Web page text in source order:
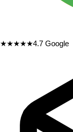
★★★★★4.7 Google